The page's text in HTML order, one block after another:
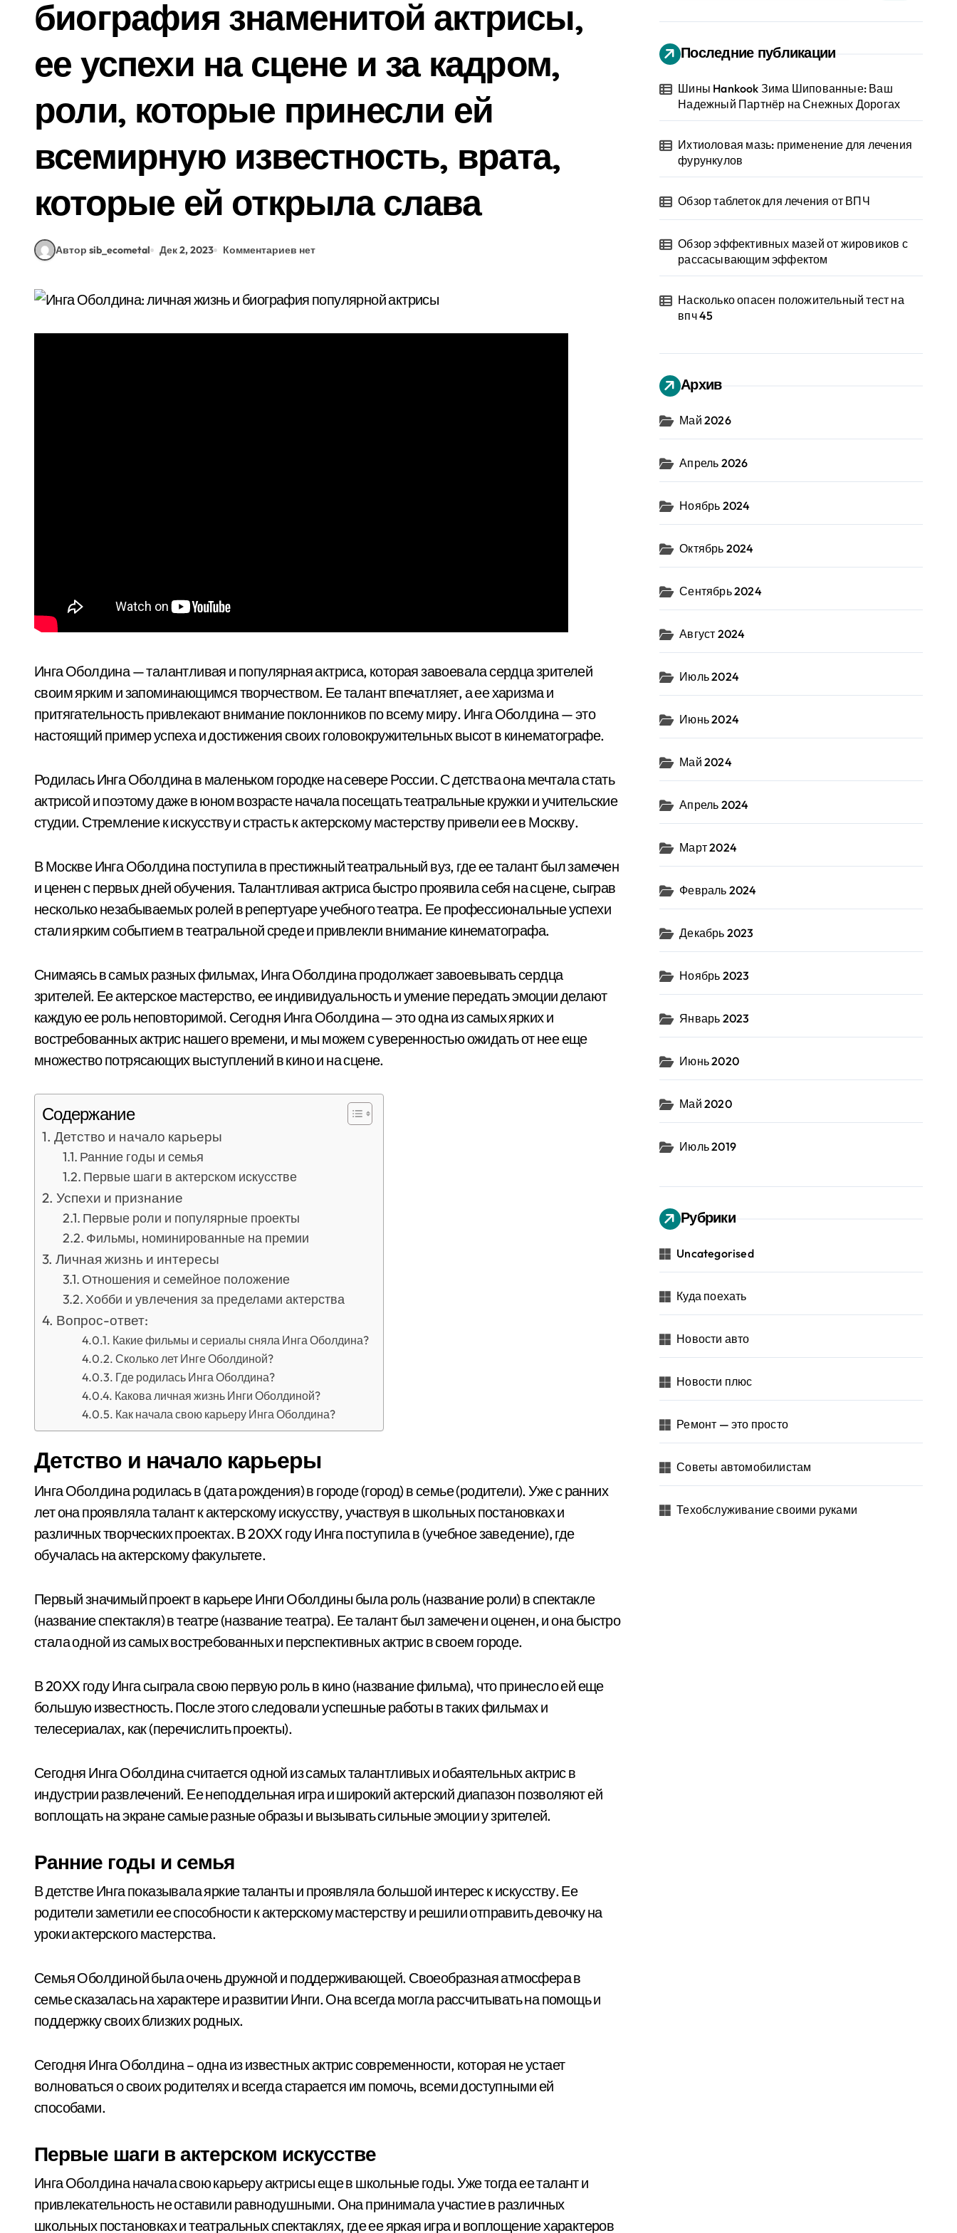
биография знаменитой актрисы,
ее успехи на сцене и за кадром,
роли, которые принесли ей
всемирную известность, врата,
которые ей открыла слава
Автор sib_ecometal Дек 2, 2023 Комментариев нет
Инга Оболдина — талантливая и популярная актриса, которая завоевала сердца зрителей
своим ярким и запоминающимся творчеством. Ее талант впечатляет, а ее харизма и
притягательность привлекают внимание поклонников по всему миру. Инга Оболдина — это
настоящий пример успеха и достижения своих головокружительных высот в кинематографе.
Родилась Инга Оболдина в маленьком городке на севере России. С детства она мечтала стать
актрисой и поэтому даже в юном возрасте начала посещать театральные кружки и учительские
студии. Стремление к искусству и страсть к актерскому мастерству привели ее в Москву.
В Москве Инга Оболдина поступила в престижный театральный вуз, где ее талант был замечен
и ценен с первых дней обучения. Талантливая актриса быстро проявила себя на сцене, сыграв
несколько незабываемых ролей в репертуаре учебного театра. Ее профессиональные успехи
стали ярким событием в театральной среде и привлекли внимание кинематографа.
Снимаясь в самых разных фильмах, Инга Оболдина продолжает завоевывать сердца
зрителей. Ее актерское мастерство, ее индивидуальность и умение передать эмоции делают
каждую ее роль неповторимой. Сегодня Инга Оболдина — это одна из самых ярких и
востребованных актрис нашего времени, и мы можем с уверенностью ожидать от нее еще
множество потрясающих выступлений в кино и на сцене.
Содержание
Детство и начало карьеры
Ранние годы и семья
Первые шаги в актерском искусстве
Успехи и признание
Первые роли и популярные проекты
Фильмы, номинированные на премии
Личная жизнь и интересы
Отношения и семейное положение
Хобби и увлечения за пределами актерства
Вопрос-ответ:
Какие фильмы и сериалы сняла Инга Оболдина?
Сколько лет Инге Оболдиной?
Где родилась Инга Оболдина?
Какова личная жизнь Инги Оболдиной?
Как начала свою карьеру Инга Оболдина?
Детство и начало карьеры
Инга Оболдина родилась в (дата рождения) в городе (город) в семье (родители). Уже с ранних
лет она проявляла талант к актерскому искусству, участвуя в школьных постановках и
различных творческих проектах. В 20XX году Инга поступила в (учебное заведение), где
обучалась на актерскому факультете.
Первый значимый проект в карьере Инги Оболдины была роль (название роли) в спектакле
(название спектакля) в театре (название театра). Ее талант был замечен и оценен, и она быстро
стала одной из самых востребованных и перспективных актрис в своем городе.
В 20XX году Инга сыграла свою первую роль в кино (название фильма), что принесло ей еще
большую известность. После этого следовали успешные работы в таких фильмах и
телесериалах, как (перечислить проекты).
Сегодня Инга Оболдина считается одной из самых талантливых и обаятельных актрис в
индустрии развлечений. Ее неподдельная игра и широкий актерский диапазон позволяют ей
воплощать на экране самые разные образы и вызывать сильные эмоции у зрителей.
Ранние годы и семья
В детстве Инга показывала яркие таланты и проявляла большой интерес к искусству. Ее
родители заметили ее способности к актерскому мастерству и решили отправить девочку на
уроки актерского мастерства.
Семья Оболдиной была очень дружной и поддерживающей. Своеобразная атмосфера в
семье сказалась на характере и развитии Инги. Она всегда могла рассчитывать на помощь и
поддержку своих близких родных.
Сегодня Инга Оболдина – одна из известных актрис современности, которая не устает
волноваться о своих родителях и всегда старается им помочь, всеми доступными ей
способами.
Первые шаги в актерском искусстве
Инга Оболдина начала свою карьеру актрисы еще в школьные годы. Уже тогда ее талант и
привлекательность не оставили равнодушными. Она принимала участие в различных
школьных постановках и театральных спектаклях, где ее яркая игра и воплощение характеров
Последние публикации
Шины Hankook Зима Шипованные: Ваш
Надежный Партнёр на Снежных Дорогах
Ихтиоловая мазь: применение для лечения
фурункулов
Обзор таблеток для лечения от ВПЧ
Обзор эффективных мазей от жировиков с
рассасывающим эффектом
Насколько опасен положительный тест на
впч 45
Архив
Май 2026
Апрель 2026
Ноябрь 2024
Октябрь 2024
Сентябрь 2024
Август 2024
Июль 2024
Июнь 2024
Май 2024
Апрель 2024
Март 2024
Февраль 2024
Декабрь 2023
Ноябрь 2023
Январь 2023
Июнь 2020
Май 2020
Июль 2019
Рубрики
Uncategorised
Куда поехать
Новости авто
Новости плюс
Ремонт — это просто
Советы автомобилистам
Техобслуживание своими руками